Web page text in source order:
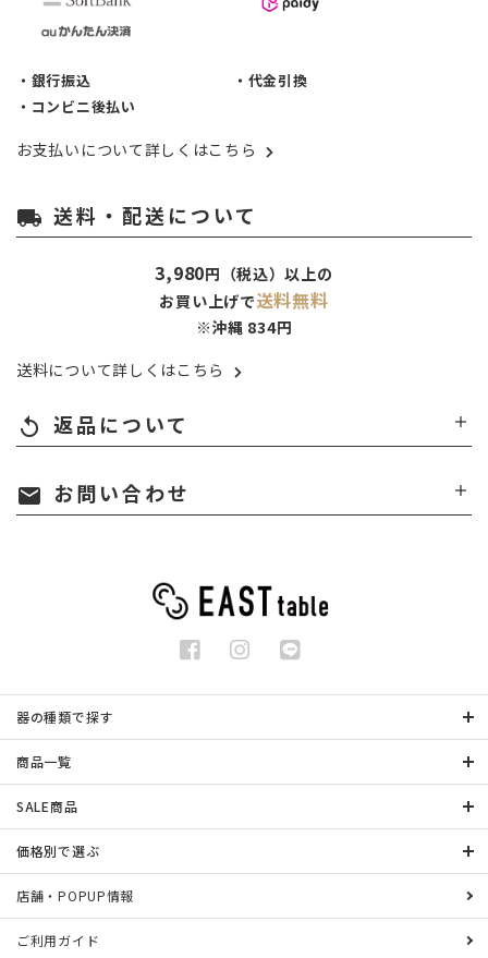
・銀行振込
・代金引換
・コンビニ後払い
お支払いについて詳しくはこちら
local_shipping 送料・配送について
3,980円（税込）以上の
お買い上げで送料無料
※沖縄 834円
送料について詳しくはこちら
replay 返品について
mail お問い合わせ
器の種類で探す
商品一覧
SALE商品
価格別で選ぶ
店舗・POPUP情報
ご利用ガイド